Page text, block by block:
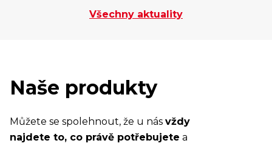
Všechny aktuality
Naše produkty
Můžete se spolehnout, že u nás vždy
najdete to, co právě potřebujete a